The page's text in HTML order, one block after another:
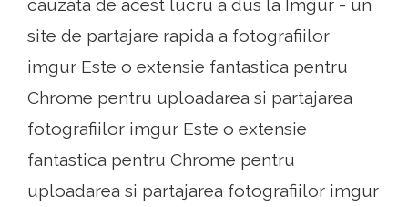
cauzata de acest lucru a dus la Imgur - un
site de partajare rapida a fotografiilor
imgur Este o extensie fantastica pentru
Chrome pentru uploadarea si partajarea
fotografiilor imgur Este o extensie
fantastica pentru Chrome pentru
uploadarea si partajarea fotografiilor imgur